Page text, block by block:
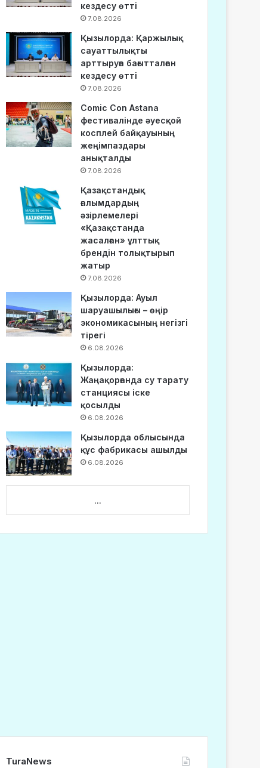
кездесу өтті
7.08.2026
Қызылорда: Қаржылық
сауаттылықты
арттыруға бағытталған
кездесу өтті
7.08.2026
Comic Con Astana
фестивалінде әуесқой
косплей байқауының
жеңімпаздары
анықталды
7.08.2026
Қазақстандық
ғалымдардың
әзірлемелері
«Қазақстанда
жасалған» ұлттық
брендін толықтырып
жатыр
7.08.2026
Қызылорда: Ауыл
шаруашылығы – өңір
экономикасының негізгі
тірегі
6.08.2026
Қызылорда:
Жаңақорғанда су тарату
станциясы іске
қосылды
6.08.2026
Қызылорда облысында
құс фабрикасы ашылды
6.08.2026
...